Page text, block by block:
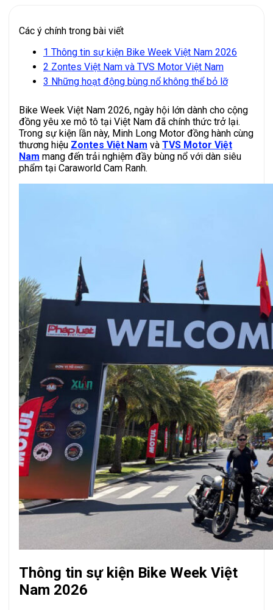
Các ý chính trong bài viết
1 Thông tin sự kiện Bike Week Việt Nam 2026
2 Zontes Việt Nam và TVS Motor Việt Nam
3 Những hoạt động bùng nổ không thể bỏ lỡ
Bike Week Việt Nam 2026, ngày hội lớn dành cho cộng
đồng yêu xe mô tô tại Việt Nam đã chính thức trở lại.
Trong sự kiện lần này, Minh Long Motor đồng hành cùng
thương hiệu Zontes Việt Nam và TVS Motor Việt
Nam mang đến trải nghiệm đầy bùng nổ với dàn siêu
phẩm tại Caraworld Cam Ranh.
Thông tin sự kiện Bike Week Việt
Nam 2026